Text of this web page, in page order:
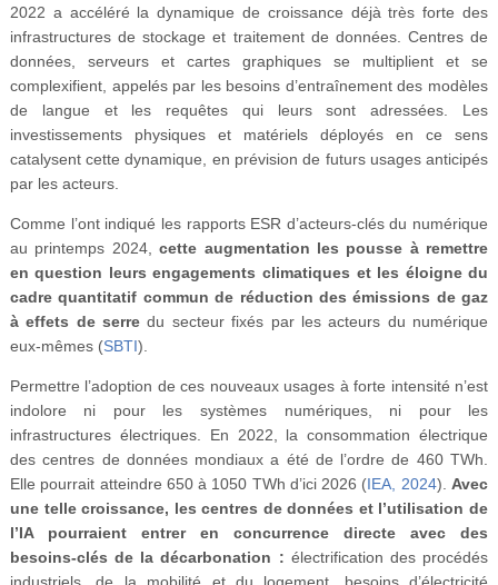
2022 a accéléré la dynamique de croissance déjà très forte des
infrastructures de stockage et traitement de données. Centres de
données, serveurs et cartes graphiques se multiplient et se
complexifient, appelés par les besoins d’entraînement des modèles
de langue et les requêtes qui leurs sont adressées. Les
investissements physiques et matériels déployés en ce sens
catalysent cette dynamique, en prévision de futurs usages anticipés
par les acteurs.
Comme l’ont indiqué les rapports ESR d’acteurs-clés du numérique
au printemps 2024,cette augmentation les pousse à remettre
en question leurs engagements climatiques et les éloigne du
cadre quantitatif commun de réduction des émissions de gaz
à effets de serre du secteur fixés par les acteurs du numérique
eux-mêmes (SBTI).
Permettre l’adoption de ces nouveaux usages à forte intensité n’est
indolore ni pour les systèmes numériques, ni pour les
infrastructures électriques. En 2022, la consommation électrique
des centres de données mondiaux a été de l’ordre de 460 TWh.
Elle pourrait atteindre 650 à 1050 TWh d’ici 2026 (IEA, 2024). Avec
une telle croissance, les centres de données et l’utilisation de
l’IA pourraient entrer en concurrence directe avec des
besoins-clés de la décarbonation : électrification des procédés
industriels, de la mobilité et du logement, besoins d’électricité